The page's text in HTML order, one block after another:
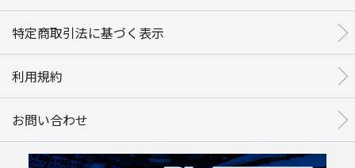
特定商取引法に基づく表示
利用規約
お問い合わせ